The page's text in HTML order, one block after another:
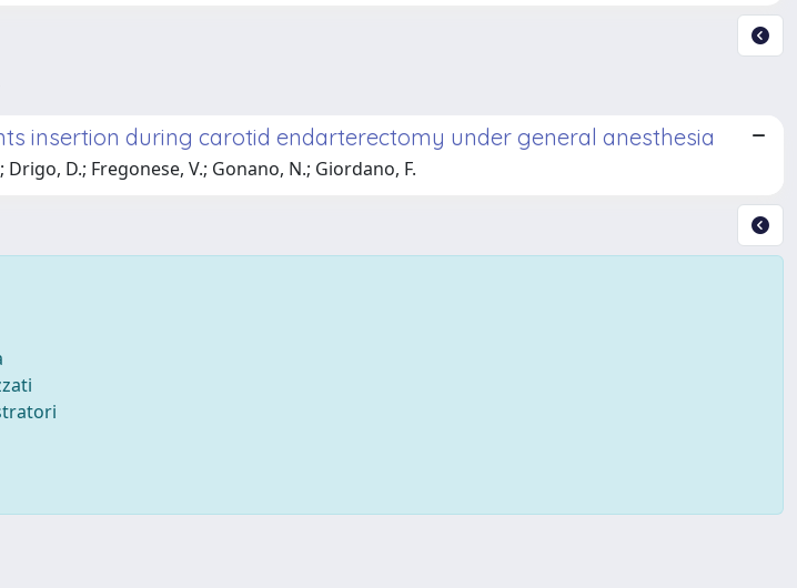
insertion during carotid endarterectomy under general anesthesia
D.; Fregonese, V.; Gonano, N.; Giordano, F.